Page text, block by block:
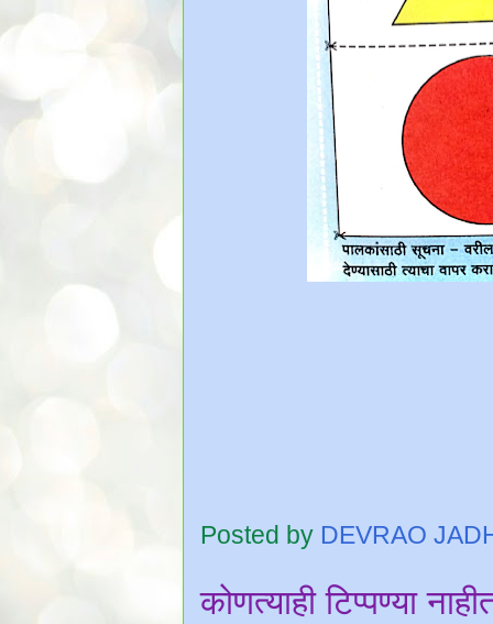
Posted by DEVRAO
कोणत्याही टिप्पण्‍या